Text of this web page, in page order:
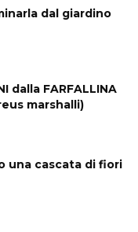
dal giardino
dalla FARFALLINA
marshalli)
una cascata di fiori